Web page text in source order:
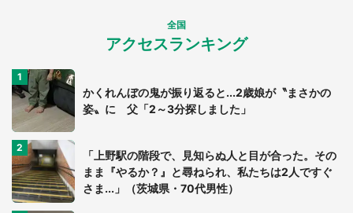
全国
アクセスランキング
かくれんぼの鬼が振り返ると...2歳娘が〝まさかの
姿〟に 父「2～3分探しました」
「上野駅の階段で、見知らぬ人と目が合った。その
まま『やるか？』と尋ねられ、私たちは2人ですぐ
さま...」（茨城県・70代男性）